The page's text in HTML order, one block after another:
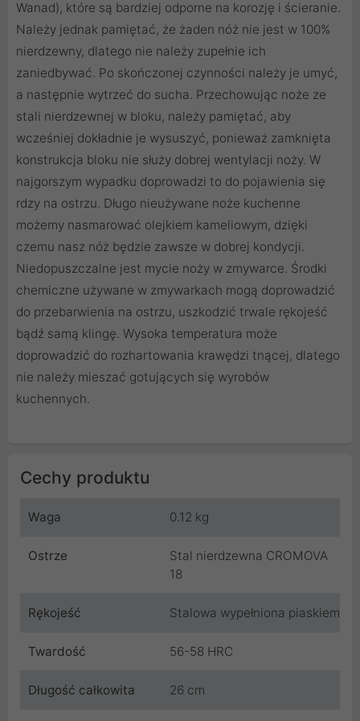
Wanad), które są bardziej odporne na korozję i ścieranie.
Należy jednak pamiętać, że żaden nóż nie jest w 100%
nierdzewny, dlatego nie należy zupełnie ich
zaniedbywać. Po skończonej czynności należy je umyć,
a następnie wytrzeć do sucha. Przechowując noże ze
stali nierdzewnej w bloku, należy pamiętać, aby
wcześniej dokładnie je wysuszyć, ponieważ zamknięta
konstrukcja bloku nie służy dobrej wentylacji noży. W
najgorszym wypadku doprowadzi to do pojawienia się
rdzy na ostrzu. Długo nieużywane noże kuchenne
możemy nasmarować olejkiem kameliowym, dzięki
czemu nasz nóż będzie zawsze w dobrej kondycji.
Niedopuszczalne jest mycie noży w zmywarce. Środki
chemiczne używane w zmywarkach mogą doprowadzić
do przebarwienia na ostrzu, uszkodzić trwale rękojeść
bądź samą klingę. Wysoka temperatura może
doprowadzić do rozhartowania krawędzi tnącej, dlatego
nie należy mieszać gotujących się wyrobów
kuchennych.
Cechy produktu
Waga 0.12 kg
Ostrze
Stal nierdzewna CROMOVA
18
Rękojeść Stalowa wypełniona piaskiem
Twardość 56-58 HRC
Długość całkowita 26 cm